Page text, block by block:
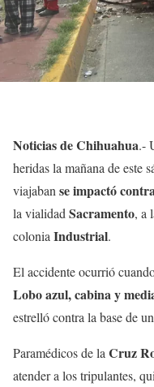
Noticias de Chihuahua.-
heridas la mañana de este
viajaban se impactó
la vialidad Sacramento, a
colonia Industrial.
El accidente ocurrió
Lobo azul, cabina y
estrelló contra la base de
Paramédicos de la Cruz
atender a los tripulantes,